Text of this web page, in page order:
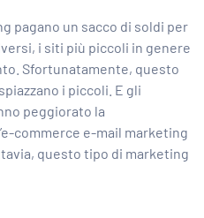
pagano un sacco di soldi per
i siti più piccoli in genere
Sfortunatamente, questo
i piccoli. E gli
peggiorato la
commerce e-mail marketing
questo tipo di marketing